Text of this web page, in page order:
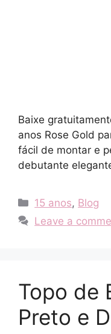
Baixe
anos Rose Gold
fácil de montar e
debutante
Categories
15 anos, Blog
Leave a
Topo de
Preto e